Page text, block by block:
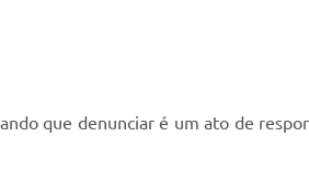
que denunciar é um ato de